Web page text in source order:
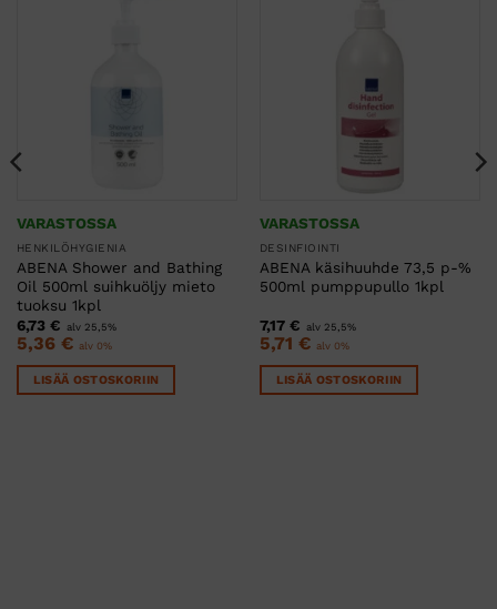
VARASTOSSA
HENKILÖHYGIENIA
ABENA Shower and Bathing
Oil 500ml suihkuöljy mieto
tuoksu 1kpl
6,73 € alv 25,5%
5,36 € alv 0%
LISÄÄ OSTOSKORIIN
VARASTOSSA
DESINFIOINTI
ABENA käsihuuhde 73,5 p-%
500ml pumppupullo 1kpl
7,17 € alv 25,5%
5,71 € alv 0%
LISÄÄ OSTOSKORIIN